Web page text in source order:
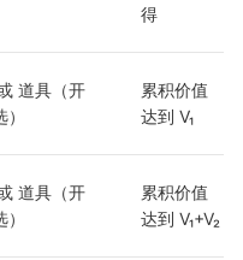
得
道具（开
累积价值
达到 V₁
道具（开
累积价值
达到 V₁+V₂